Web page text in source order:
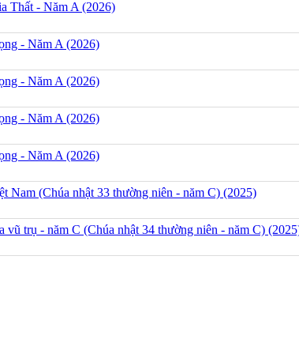
Thất - Năm A (2026)
- Năm A (2026)
- Năm A (2026)
- Năm A (2026)
- Năm A (2026)
Nam (Chúa nhật 33 thường niên - năm C) (2025)
vũ trụ - năm C (Chúa nhật 34 thường niên - năm C)